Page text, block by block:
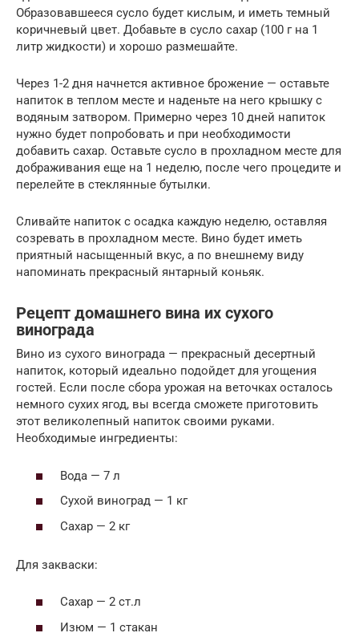
Образовавшееся сусло будет кислым, и иметь темный
коричневый цвет. Добавьте в сусло сахар (100 г на 1
литр жидкости) и хорошо размешайте.
Через 1-2 дня начнется активное брожение — оставьте
напиток в теплом месте и наденьте на него крышку с
водяным затвором. Примерно через 10 дней напиток
нужно будет попробовать и при необходимости
добавить сахар. Оставьте сусло в прохладном месте для
дображивания еще на 1 неделю, после чего процедите и
перелейте в стеклянные бутылки.
Сливайте напиток с осадка каждую неделю, оставляя
созревать в прохладном месте. Вино будет иметь
приятный насыщенный вкус, а по внешнему виду
напоминать прекрасный янтарный коньяк.
Рецепт домашнего вина их сухого
винограда
Вино из сухого винограда — прекрасный десертный
напиток, который идеально подойдет для угощения
гостей. Если после сбора урожая на веточках осталось
немного сухих ягод, вы всегда сможете приготовить
этот великолепный напиток своими руками.
Необходимые ингредиенты:
Вода — 7 л
Сухой виноград — 1 кг
Сахар — 2 кг
Для закваски:
Сахар — 2 ст.л
Изюм — 1 стакан